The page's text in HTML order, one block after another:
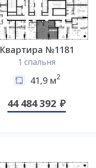
Квартира №1181
1 спальня
41,9 м2
44 484 392